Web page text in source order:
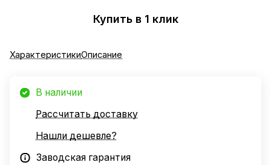
Купить в 1 клик
ХарактеристикиОписание
В наличии
Рассчитать доставку
Нашли дешевле?
Заводская гарантия